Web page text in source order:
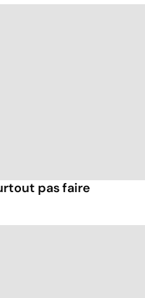
pas faire